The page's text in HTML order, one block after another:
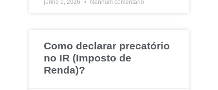
junho 9, 2026 Nenhum comentário
Como declarar precatório
no IR (Imposto de
Renda)?